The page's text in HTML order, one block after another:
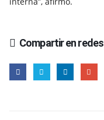
Compartir en redes